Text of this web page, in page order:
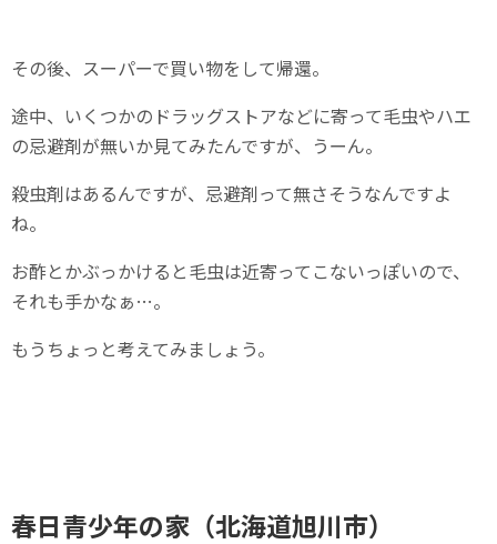
その後、スーパーで買い物をして帰還。
途中、いくつかのドラッグストアなどに寄って毛虫やハエ
の忌避剤が無いか見てみたんですが、うーん。
殺虫剤はあるんですが、忌避剤って無さそうなんですよ
ね。
お酢とかぶっかけると毛虫は近寄ってこないっぽいので、
それも手かなぁ…。
もうちょっと考えてみましょう。
春日青少年の家（北海道旭川市）